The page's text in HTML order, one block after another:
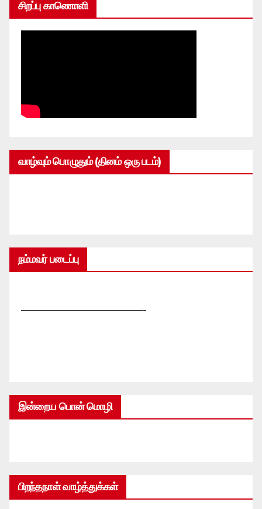
சிறப்பு காணொளி
வாழ்வும் பொழுதும் (தினம் ஒரு படம்)
நம்மவர் படைப்பு
—————————————-
இன்றைய பொன் மொழி
பிறந்தநாள் வாழ்த்துக்கள்